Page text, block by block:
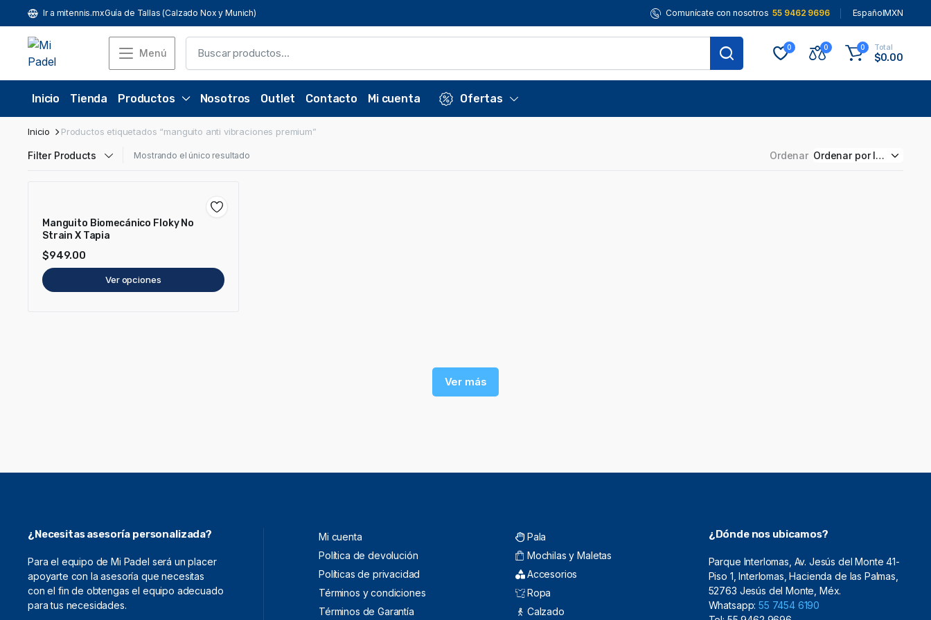
Ir a mitennis.mxGuía de Tallas (Calzado Nox y Munich) Comunícate con nosotros 55 9462 9696 EspañolMXN
Menú 0 0 0 Total
$0.00
Inicio Tienda Productos Nosotros Outlet Contacto Mi cuenta Ofertas
Inicio Productos etiquetados “manguito anti vibraciones premium”
Filter Products Mostrando el único resultado Ordenar
Manguito Biomecánico Floky No
Strain X Tapia
$949.00
Ver opciones
Ver más
¿Necesitas asesoría personalizada?
Para el equipo de Mi Padel será un placer
apoyarte con la asesoría que necesitas
con el fin de obtengas el equipo adecuado
para tus necesidades.
Mi cuenta
Política de devolución
Políticas de privacidad
Términos y condiciones
Términos de Garantía
Pala
Mochilas y Maletas
Accesorios
Ropa
Calzado
¿Dónde nos ubicamos?
Parque Interlomas, Av. Jesús del Monte 41-
Piso 1, Interlomas, Hacienda de las Palmas,
52763 Jesús del Monte, Méx.
Whatsapp:55 7454 6190